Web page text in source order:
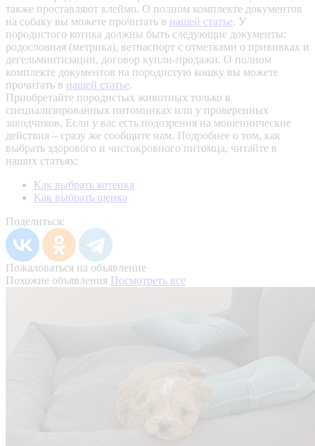
также проставляют клеймо. О полном комплекте документов
на собаку вы можете прочитать в нашей статье. У
породистого котика должны быть следующие документы:
родословная (метрика), ветпаспорт с отметками о прививках и
дегельминтизации, договор купли-продажи. О полном
комплекте документов на породистую кошку вы можете
прочитать в нашей статье.
Приобретайте породистых животных только в
специализированных питомниках или у проверенных
заводчиков. Если у вас есть подозрения на мошеннические
действия – сразу же сообщите нам. Подробнее о том, как
выбрать здорового и чистокровного питомца, читайте в
наших статьях:
Как выбрать котенка
Как выбрать щенка
Поделиться:
Пожаловаться на объявление
Похожие объявления Посмотреть все